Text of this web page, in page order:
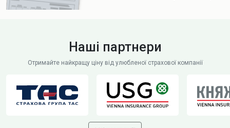
Наші партнери
Отримайте найкращу ціну від улюбленої страхової компанії